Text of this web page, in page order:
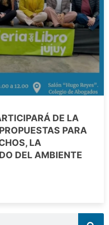
DE LA
PARA
LA
DEL AMBIENTE